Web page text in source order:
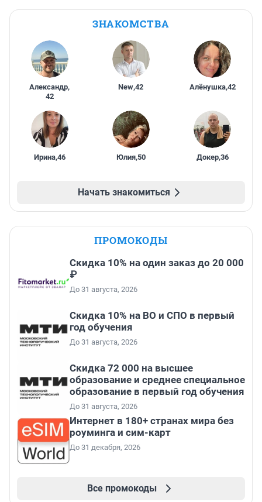
ЗНАКОМСТВА
Александр,
42
New,42 Алёнушка,42
Ирина,46 Юлия,50 Докер,36
Начать знакомиться
ПРОМОКОДЫ
Скидка 10% на один заказ до 20 000
₽
До 31 августа, 2026
Скидка 10% на ВО и СПО в первый
год обучения
До 31 августа, 2026
Скидка 72 000 на высшее
образование и среднее специальное
образование в первый год обучения
До 31 августа, 2026
Интернет в 180+ странах мира без
роуминга и сим-карт
До 31 декабря, 2026
Все промокоды